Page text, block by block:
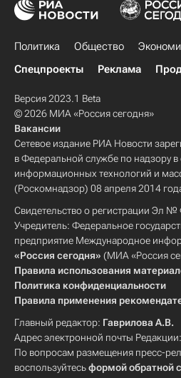
Политика Общество
Спецпроекты
Реклама
Версия 2023.1 Beta
© 2026 МИА «Россия сегодня»
Вакансии
Сетевое издание РИА Новости
в Федеральной службе по надзору в
информационных технологий и
(Роскомнадзор) 08 апреля 2014
Свидетельство о регистрации Эл
Учредитель: Федеральное
предприятие Международное
«Россия сегодня» (МИА «Россия
Правила использования
Политика конфиденциальности
Правила применения
Главный редактор: Гаврилова А.В.
Адрес электронной почты Редакции:
По вопросам размещения пресс-
воспользуйтесьформой обратной